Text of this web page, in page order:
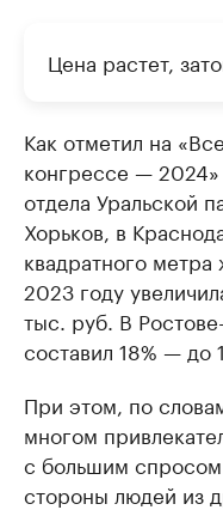
Цена растет,
Как отметил на
конгрессе — 2024»
отдела Уральской
Хорьков, в
квадратного
2023 году
тыс. руб. В
составил 18% — до
При этом, по
многом
с большим
стороны людей из